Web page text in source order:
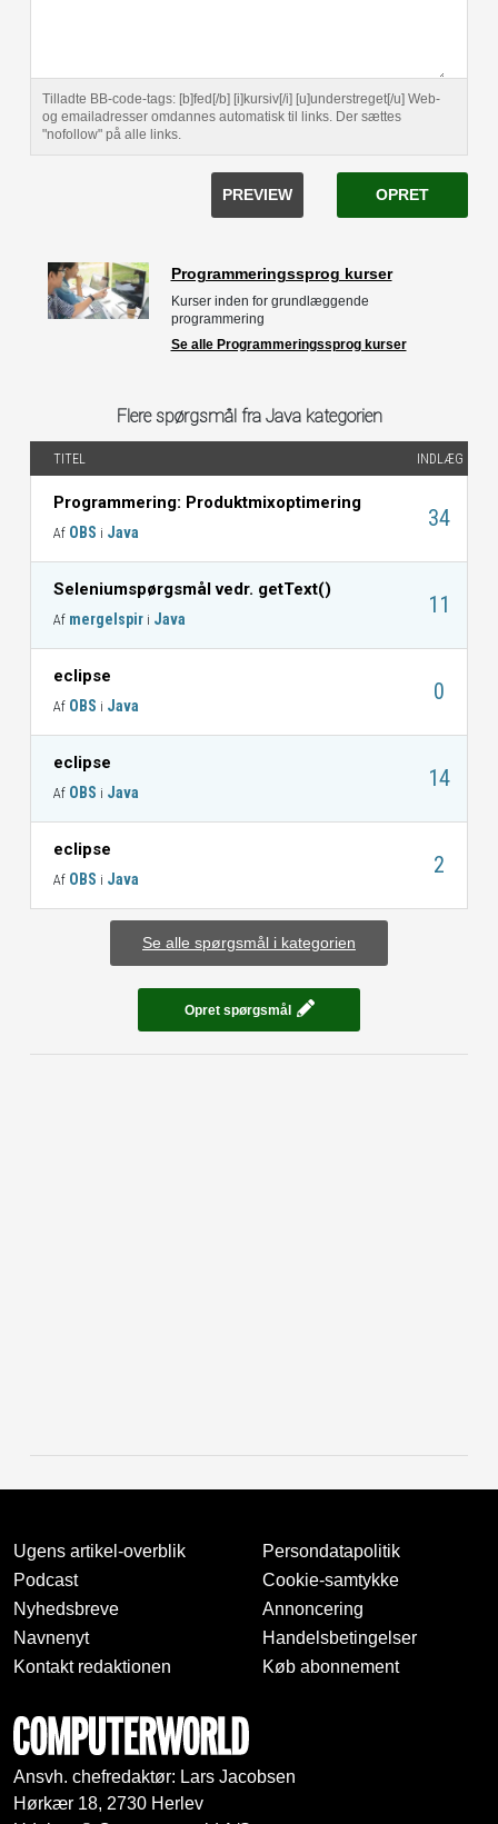
Tilladte BB-code-tags: [b]fed[/b] [i]kursiv[/i] [u]understreget[/u] Web-
og emailadresser omdannes automatisk til links. Der sættes
"nofollow" på alle links.
OPRET
PREVIEW
Programmeringssprog kurser
Kurser inden for grundlæggende
programmering
Se alle Programmeringssprog kurser
Flere spørgsmål fra Java kategorien
TITEL INDLÆG
Programmering: Produktmixoptimering
Af OBS i Java
34
Seleniumspørgsmål vedr. getText()
Af mergelspir i Java
11
eclipse
Af OBS i Java
0
eclipse
Af OBS i Java
14
eclipse
Af OBS i Java
2
Se alle spørgsmål i kategorien
Opret spørgsmål
Ugens artikel-overblik
Podcast
Nyhedsbreve
Navnenyt
Kontakt redaktionen
Persondatapolitik
Cookie-samtykke
Annoncering
Handelsbetingelser
Køb abonnement
Ansvh. chefredaktør: Lars Jacobsen
Hørkær 18, 2730 Herlev